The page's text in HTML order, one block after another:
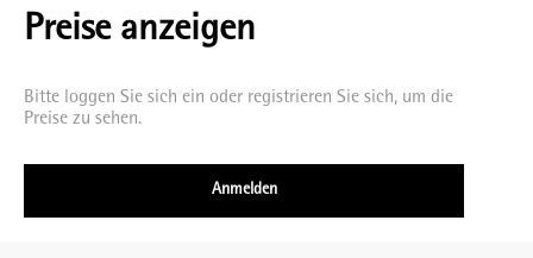
Preise anzeigen
Bitte loggen Sie sich ein oder registrieren Sie sich, um die
Preise zu sehen.
Anmelden